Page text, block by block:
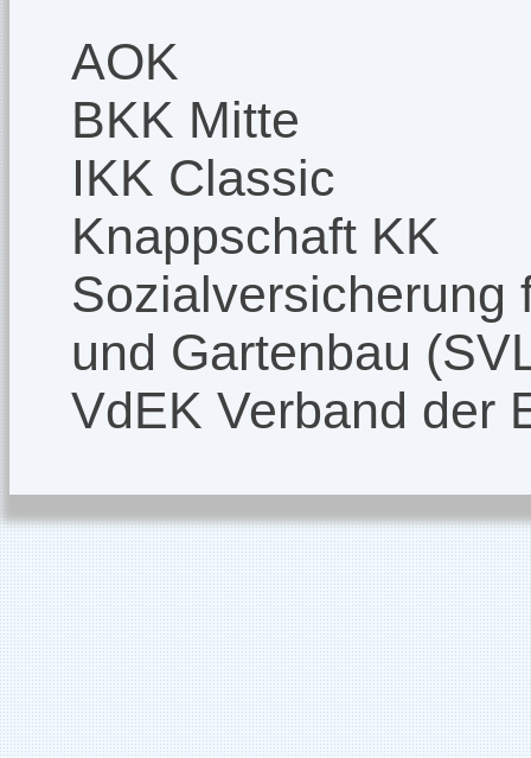
AOK
BKK Mitte
IKK Classic
Knappschaft KK
Sozialversicherung
und Gartenbau
VdEK Verband der